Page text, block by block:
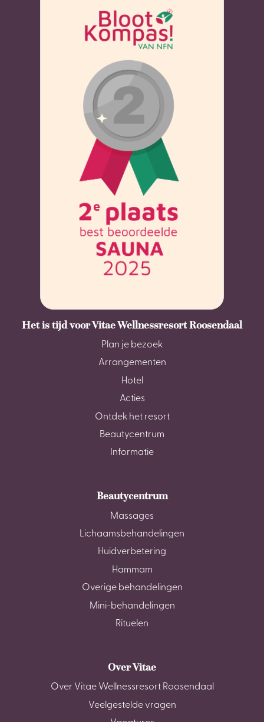
Het is tijd voor Vitae Wellnessresort Roosendaal
Plan je bezoek
Arrangementen
Hotel
Acties
Ontdek het resort
Beautycentrum
Informatie
Beautycentrum
Massages
Lichaamsbehandelingen
Huidverbetering
Hammam
Overige behandelingen
Mini-behandelingen
Rituelen
Over Vitae
Over Vitae Wellnessresort Roosendaal
Veelgestelde vragen